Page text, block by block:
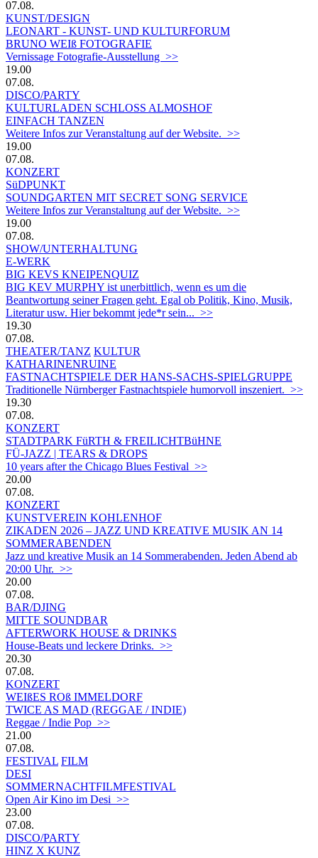
07.08.
KUNST/DESIGN
LEONART - KUNST- UND KULTURFORUM
BRUNO WEIß FOTOGRAFIE
Vernissage Fotografie-Ausstellung >>
19.00
07.08.
DISCO/PARTY
KULTURLADEN SCHLOSS ALMOSHOF
EINFACH TANZEN
Weitere Infos zur Veranstaltung auf der Website. >>
19.00
07.08.
KONZERT
SüDPUNKT
SOUNDGARTEN MIT SECRET SONG SERVICE
Weitere Infos zur Veranstaltung auf der Website. >>
19.00
07.08.
SHOW/UNTERHALTUNG
E-WERK
BIG KEVS KNEIPENQUIZ
BIG KEV MURPHY ist unerbittlich, wenn es um die
Beantwortung seiner Fragen geht. Egal ob Politik, Kino, Musik,
Literatur usw. Hier bekommt jede*r sein... >>
19.30
07.08.
THEATER/TANZ KULTUR
KATHARINENRUINE
FASTNACHTSPIELE DER HANS-SACHS-SPIELGRUPPE
Traditionelle Nürnberger Fastnachtspiele humorvoll inszeniert. >>
19.30
07.08.
KONZERT
STADTPARK FüRTH & FREILICHTBüHNE
FÜ-JAZZ | TEARS & DROPS
10 years after the Chicago Blues Festival >>
20.00
07.08.
KONZERT
KUNSTVEREIN KOHLENHOF
ZIKADEN 2026 – JAZZ UND KREATIVE MUSIK AN 14
SOMMERABENDEN
Jazz und kreative Musik an 14 Sommerabenden. Jeden Abend ab
20:00 Uhr. >>
20.00
07.08.
BAR/DJING
MITTE SOUNDBAR
AFTERWORK HOUSE & DRINKS
House-Beats und leckere Drinks. >>
20.30
07.08.
KONZERT
WEIßES ROß IMMELDORF
TWICE AS MAD (REGGAE / INDIE)
Reggae / Indie Pop >>
21.00
07.08.
FESTIVAL FILM
DESI
SOMMERNACHTFILMFESTIVAL
Open Air Kino im Desi >>
23.00
07.08.
DISCO/PARTY
HINZ X KUNZ